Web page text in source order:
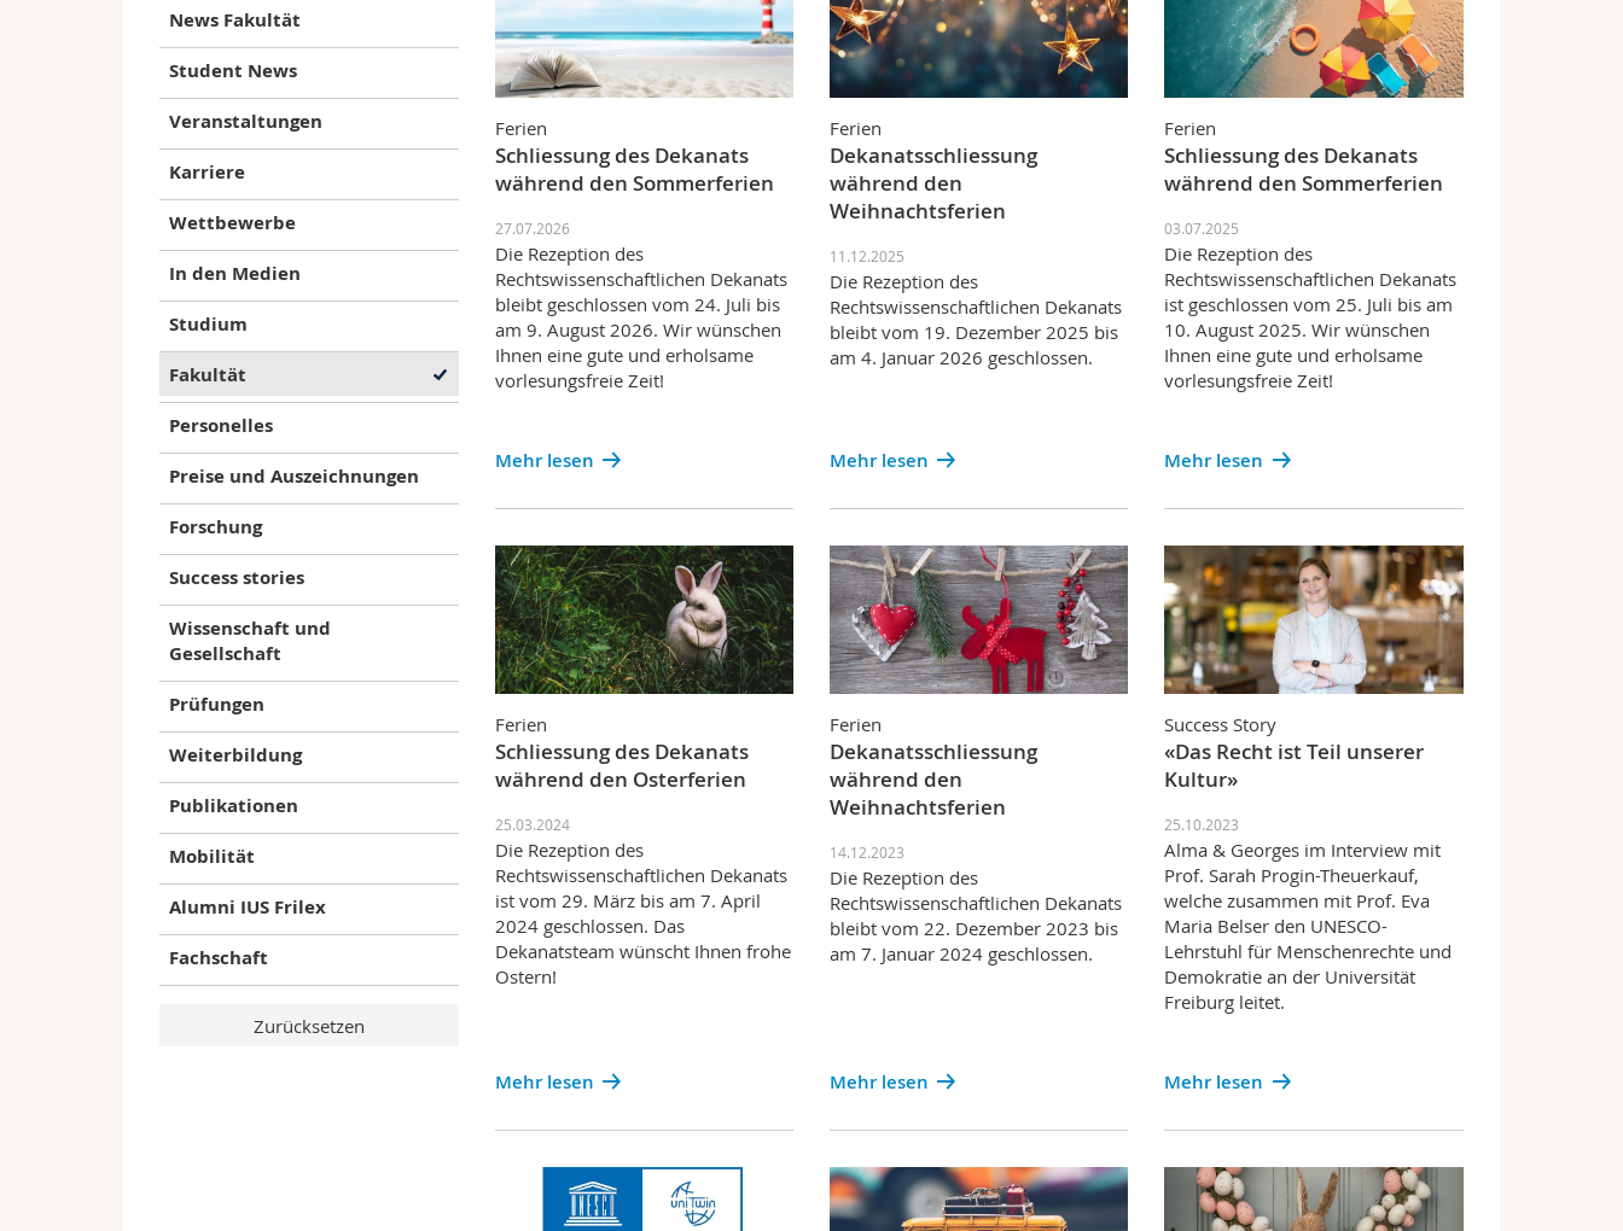
News Fakultät
Student News
Veranstaltungen
Karriere
Wettbewerbe
In den Medien
Studium
Fakultät
Personelles
Preise und Auszeichnungen
Forschung
Success stories
Wissenschaft und
Gesellschaft
Prüfungen
Weiterbildung
Publikationen
Mobilität
Alumni IUS Frilex
Fachschaft
Ferien
Schliessung des Dekanats
während den Sommerferien
27.07.2026
Die Rezeption des
Rechtswissenschaftlichen Dekanats
bleibt geschlossen vom 24. Juli bis
am 9. August 2026. Wir wünschen
Ihnen eine gute und erholsame
vorlesungsfreie Zeit!
Mehr lesen
Ferien
Dekanatsschliessung
während den
Weihnachtsferien
11.12.2025
Die Rezeption des
Rechtswissenschaftlichen Dekanats
bleibt vom 19. Dezember 2025 bis
am 4. Januar 2026 geschlossen.
Mehr lesen
Ferien
Schliessung des Dekanats
während den Sommerferien
03.07.2025
Die Rezeption des
Rechtswissenschaftlichen Dekanats
ist geschlossen vom 25. Juli bis am
10. August 2025. Wir wünschen
Ihnen eine gute und erholsame
vorlesungsfreie Zeit!
Mehr lesen
Ferien
Schliessung des Dekanats
während den Osterferien
25.03.2024
Die Rezeption des
Rechtswissenschaftlichen Dekanats
ist vom 29. März bis am 7. April
2024 geschlossen. Das
Dekanatsteam wünscht Ihnen frohe
Ostern!
Mehr lesen
Ferien
Dekanatsschliessung
während den
Weihnachtsferien
14.12.2023
Die Rezeption des
Rechtswissenschaftlichen Dekanats
bleibt vom 22. Dezember 2023 bis
am 7. Januar 2024 geschlossen.
Mehr lesen
Success Story
«Das Recht ist Teil unserer
Kultur»
25.10.2023
Alma & Georges im Interview mit
Prof. Sarah Progin-Theuerkauf,
welche zusammen mit Prof. Eva
Maria Belser den UNESCO-
Lehrstuhl für Menschenrechte und
Demokratie an der Universität
Freiburg leitet.
Mehr lesen